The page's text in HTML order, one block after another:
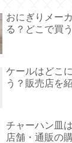
おにぎりメー
る？どこで買
ケールはどこ
う？販売店を
チャーハン皿
店舗・通販の